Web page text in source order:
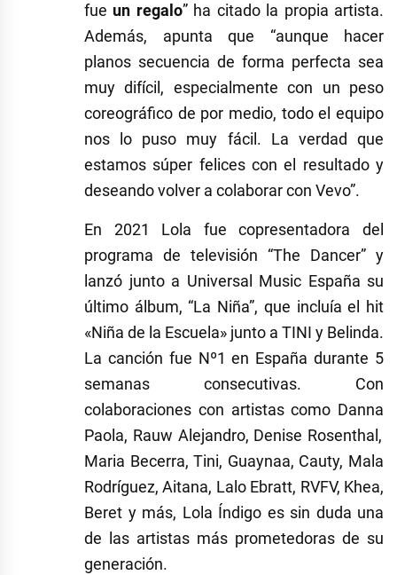
fue un regalo” ha citado la propia artista.
Además, apunta que “aunque hacer
planos secuencia de forma perfecta sea
muy difícil, especialmente con un peso
coreográfico de por medio, todo el equipo
nos lo puso muy fácil. La verdad que
estamos súper felices con el resultado y
deseando volver a colaborar con Vevo”.
En 2021 Lola fue copresentadora del
programa de televisión “The Dancer” y
lanzó junto a Universal Music España su
último álbum, “La Niña”, que incluía el hit
«Niña de la Escuela» junto a TINI y Belinda.
La canción fue Nº1 en España durante 5
semanas consecutivas. Con
colaboraciones con artistas como Danna
Paola, Rauw Alejandro, Denise Rosenthal ,
Maria Becerra,Tini, Guaynaa, Cauty, Mala
Rodríguez,Aitana, Lalo Ebratt, RVFV, Khea,
Beret y más, Lola Índigo es sin duda una
de las artistas más prometedoras de su
generación.